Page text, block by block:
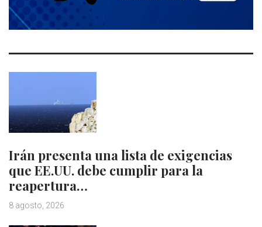
Irán presenta una lista de exigencias
que EE.UU. debe cumplir para la
reapertura…
8 agosto, 2026